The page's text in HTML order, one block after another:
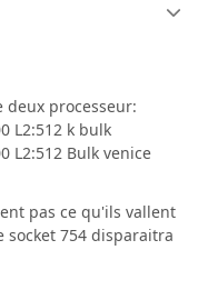
processeur:
L2:512 k bulk
L2:512 Bulk venice
pas ce qu'ils vallent
754 disparaitra